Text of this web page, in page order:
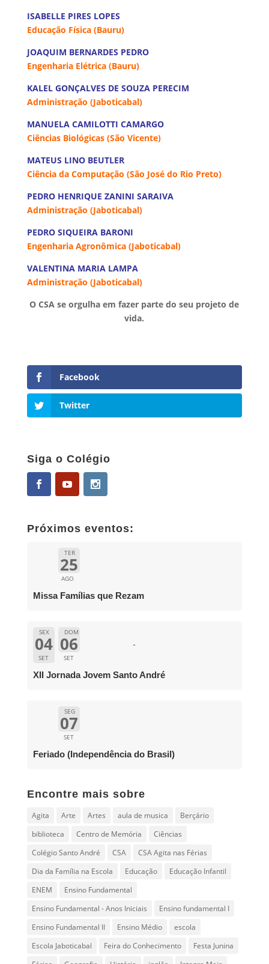
ISABELLE PIRES LOPES
Educação Física (Bauru)
JOAQUIM BERNARDES PEDRO
Engenharia Elétrica (Bauru)
KALEL GONÇALVES DE SOUZA PERECIM
Administração (Jaboticabal)
MANUELA CAMILOTTI CAMARGO
Ciências Biológicas (São Vicente)
MATEUS LINO BEUTLER
Ciência da Computação (São José do Rio Preto)
PEDRO HENRIQUE ZANINI SARAIVA
Administração (Jaboticabal)
PEDRO SIQUEIRA BARONI
Engenharia Agronômica (Jaboticabal)
VALENTINA MARIA LAMPA
Administração (Jaboticabal)
O CSA se orgulha em fazer parte do seu projeto de
vida.
Facebook
Twitter
Siga o Colégio
Próximos eventos:
TER
25
AGO
Missa Famílias que Rezam
SEX
04
SET
DOM
06
SET
XII Jornada Jovem Santo André
SEG
07
SET
Feriado (Independência do Brasil)
Encontre mais sobre
Agita Arte Artes aula de musica
Berçário
biblioteca
Centro de Memória
Ciências
Colégio Santo André
CSA
CSA Agita nas Férias
Dia da Família na Escola
Educação
Educação Infantil
ENEM
Ensino Fundamental
Ensino Fundamental - Anos Iniciais
Ensino fundamental I
Ensino Fundamental II
Ensino Médio
escola
Escola Jaboticabal
Feira do Conhecimento
Festa Junina